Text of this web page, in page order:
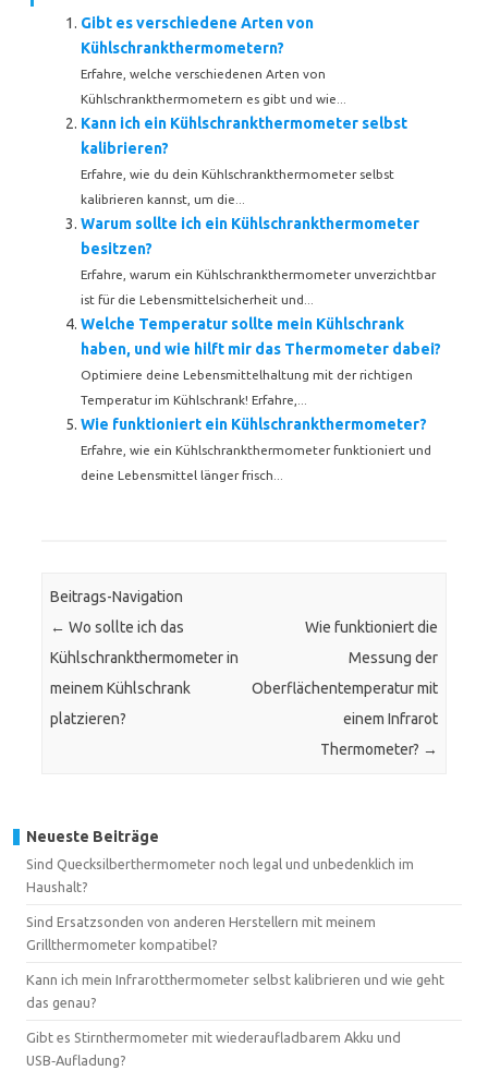
Gibt es verschiedene Arten von
Kühlschrankthermometern?
Erfahre, welche verschiedenen Arten von
Kühlschrankthermometern es gibt und wie...
Kann ich ein Kühlschrankthermometer selbst
kalibrieren?
Erfahre, wie du dein Kühlschrankthermometer selbst
kalibrieren kannst, um die...
Warum sollte ich ein Kühlschrankthermometer
besitzen?
Erfahre, warum ein Kühlschrankthermometer unverzichtbar
ist für die Lebensmittelsicherheit und...
Welche Temperatur sollte mein Kühlschrank
haben, und wie hilft mir das Thermometer dabei?
Optimiere deine Lebensmittelhaltung mit der richtigen
Temperatur im Kühlschrank! Erfahre,...
Wie funktioniert ein Kühlschrankthermometer?
Erfahre, wie ein Kühlschrankthermometer funktioniert und
deine Lebensmittel länger frisch...
Beitrags-Navigation
← Wo sollte ich das
Kühlschrankthermometer in
meinem Kühlschrank
platzieren?
Wie funktioniert die
Messung der
Oberflächentemperatur mit
einem Infrarot
Thermometer? →
Neueste Beiträge
Sind Quecksilberthermometer noch legal und unbedenklich im
Haushalt?
Sind Ersatzsonden von anderen Herstellern mit meinem
Grillthermometer kompatibel?
Kann ich mein Infrarotthermometer selbst kalibrieren und wie geht
das genau?
Gibt es Stirnthermometer mit wiederaufladbarem Akku und
USB‑Aufladung?